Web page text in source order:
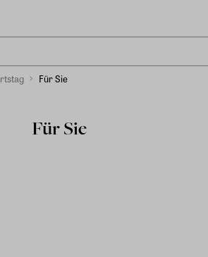
Für Sie
Für Sie